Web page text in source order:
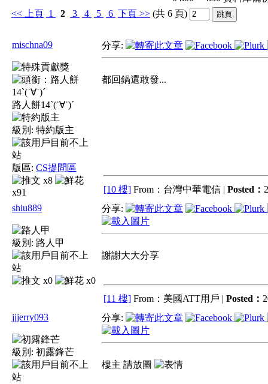
<<
上頁 1 2 3 4 5 6 下頁 >> (共 6 頁)
mischna09
路人餅14ˋ(˙∀˙)ˊ
級別: 特約版主
版區: CS提問區
x8
x91
分享:
都回鍋還敢發...
[10 樓] From：台灣中華電信 | Posted：
shiu889
級別: 路人甲
x0 x0
分享:
謝謝大大分享
[11 樓] From：美國ATT用戶 | Posted：
jjjerry093
級別: 初露鋒芒
分享:
樓主 請放圖